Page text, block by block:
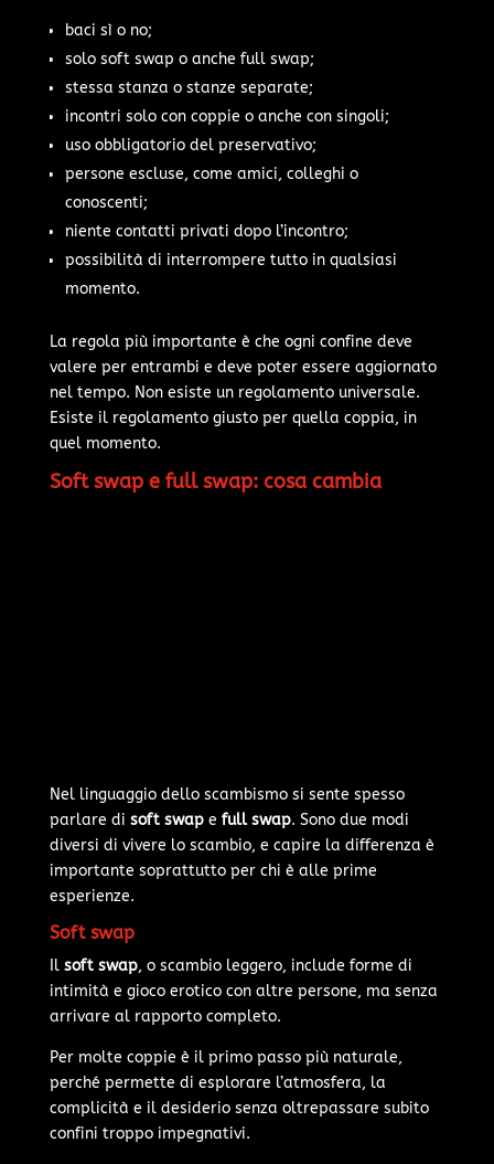
baci sì o no;
solo soft swap o anche full swap;
stessa stanza o stanze separate;
incontri solo con coppie o anche con singoli;
uso obbligatorio del preservativo;
persone escluse, come amici, colleghi o
conoscenti;
niente contatti privati dopo l’incontro;
possibilità di interrompere tutto in qualsiasi
momento.
La regola più importante è che ogni confine deve
valere per entrambi e deve poter essere aggiornato
nel tempo. Non esiste un regolamento universale.
Esiste il regolamento giusto per quella coppia, in
quel momento.
Soft swap e full swap: cosa cambia
Nel linguaggio dello scambismo si sente spesso
parlare di soft swape full swap. Sono due modi
diversi di vivere lo scambio, e capire la differenza è
importante soprattutto per chi è alle prime
esperienze.
Soft swap
Il soft swap, o scambio leggero, include forme di
intimità e gioco erotico con altre persone, ma senza
arrivare al rapporto completo.
Per molte coppie è il primo passo più naturale,
perché permette di esplorare l’atmosfera, la
complicità e il desiderio senza oltrepassare subito
confini troppo impegnativi.